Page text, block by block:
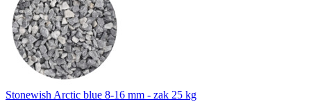
Stonewish Arctic blue 8-16 mm - zak 25 kg